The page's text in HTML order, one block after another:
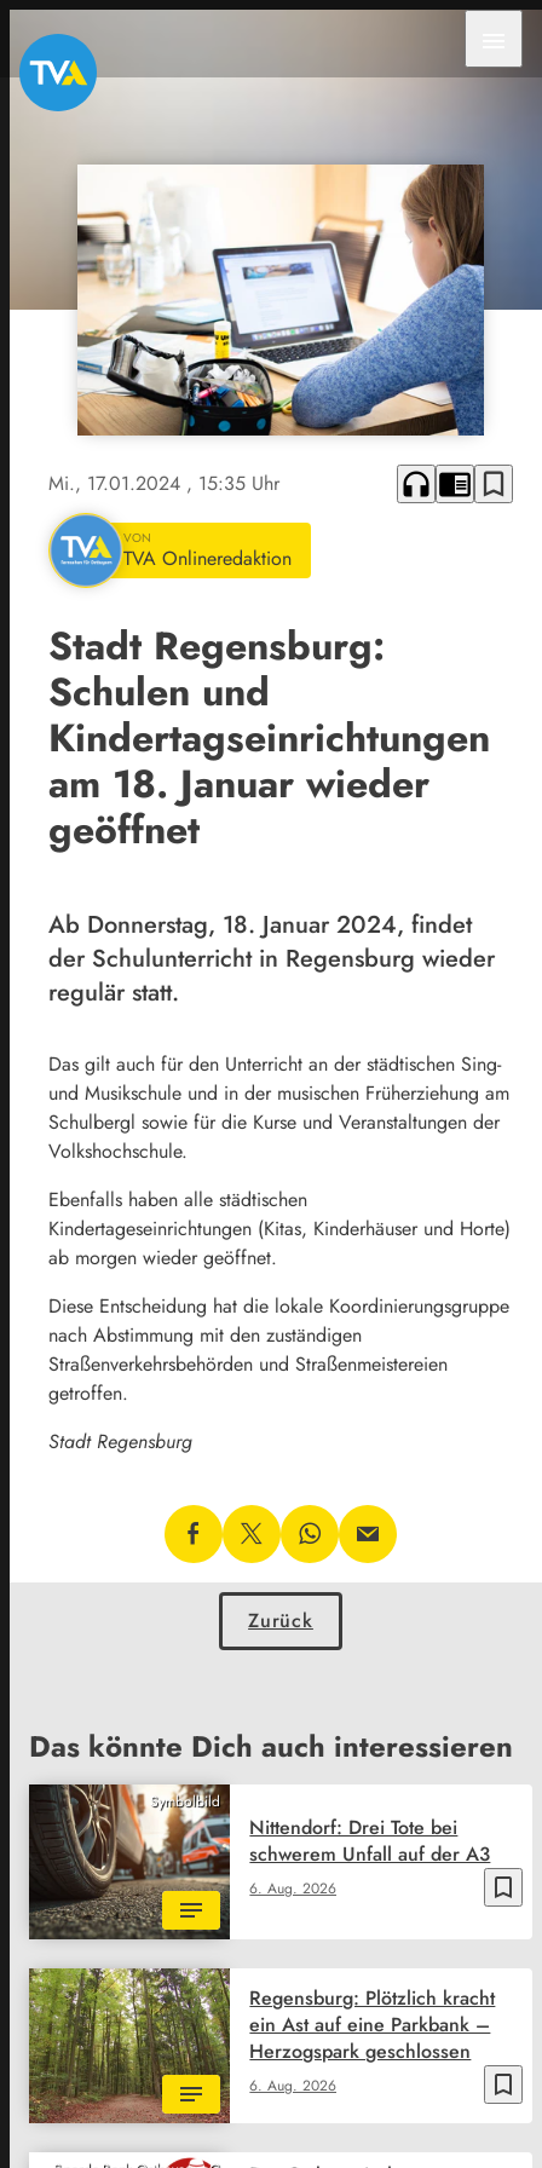
Mi., 17.01.2024 , 15:35 Uhr headphones chrome_reader_mode bookmark_border
VON
TVA Onlineredaktion
Stadt Regensburg:
Schulen und
Kindertagseinrichtungen
am 18. Januar wieder
geöffnet
Ab Donnerstag, 18. Januar 2024, findet
der Schulunterricht in Regensburg wieder
regulär statt.
Das gilt auch für den Unterricht an der städtischen Sing-
und Musikschule und in der musischen Früherziehung am
Schulbergl sowie für die Kurse und Veranstaltungen der
Volkshochschule.
Ebenfalls haben alle städtischen
Kindertageseinrichtungen (Kitas, Kinderhäuser und Horte)
ab morgen wieder geöffnet.
Diese Entscheidung hat die lokale Koordinierungsgruppe
nach Abstimmung mit den zuständigen
Straßenverkehrsbehörden und Straßenmeistereien
getroffen.
Stadt Regensburg
Zurück
Das könnte Dich auch interessieren
Symbolbild
bookmark_border
6. Aug. 2026
Nittendorf: Drei Tote bei
schwerem Unfall auf der A3
bookmark_border
6. Aug. 2026
Regensburg: Plötzlich kracht
ein Ast auf eine Parkbank –
Herzogspark geschlossen